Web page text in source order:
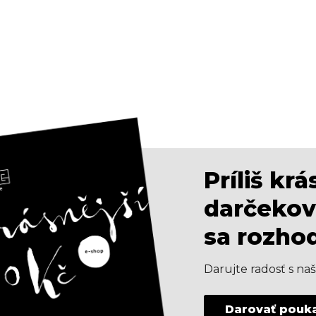
Príliš
sa
Darujte radosť s
Darovať